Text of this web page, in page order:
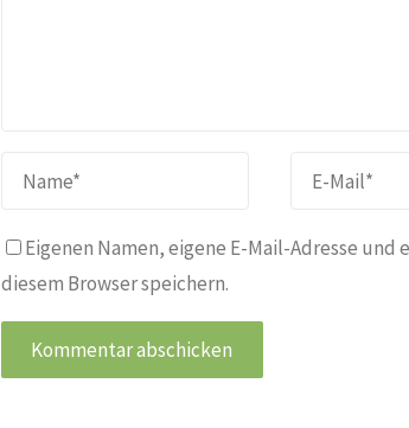
Eigenen Namen, eigene E-Mail-Adresse
diesem Browser speichern.